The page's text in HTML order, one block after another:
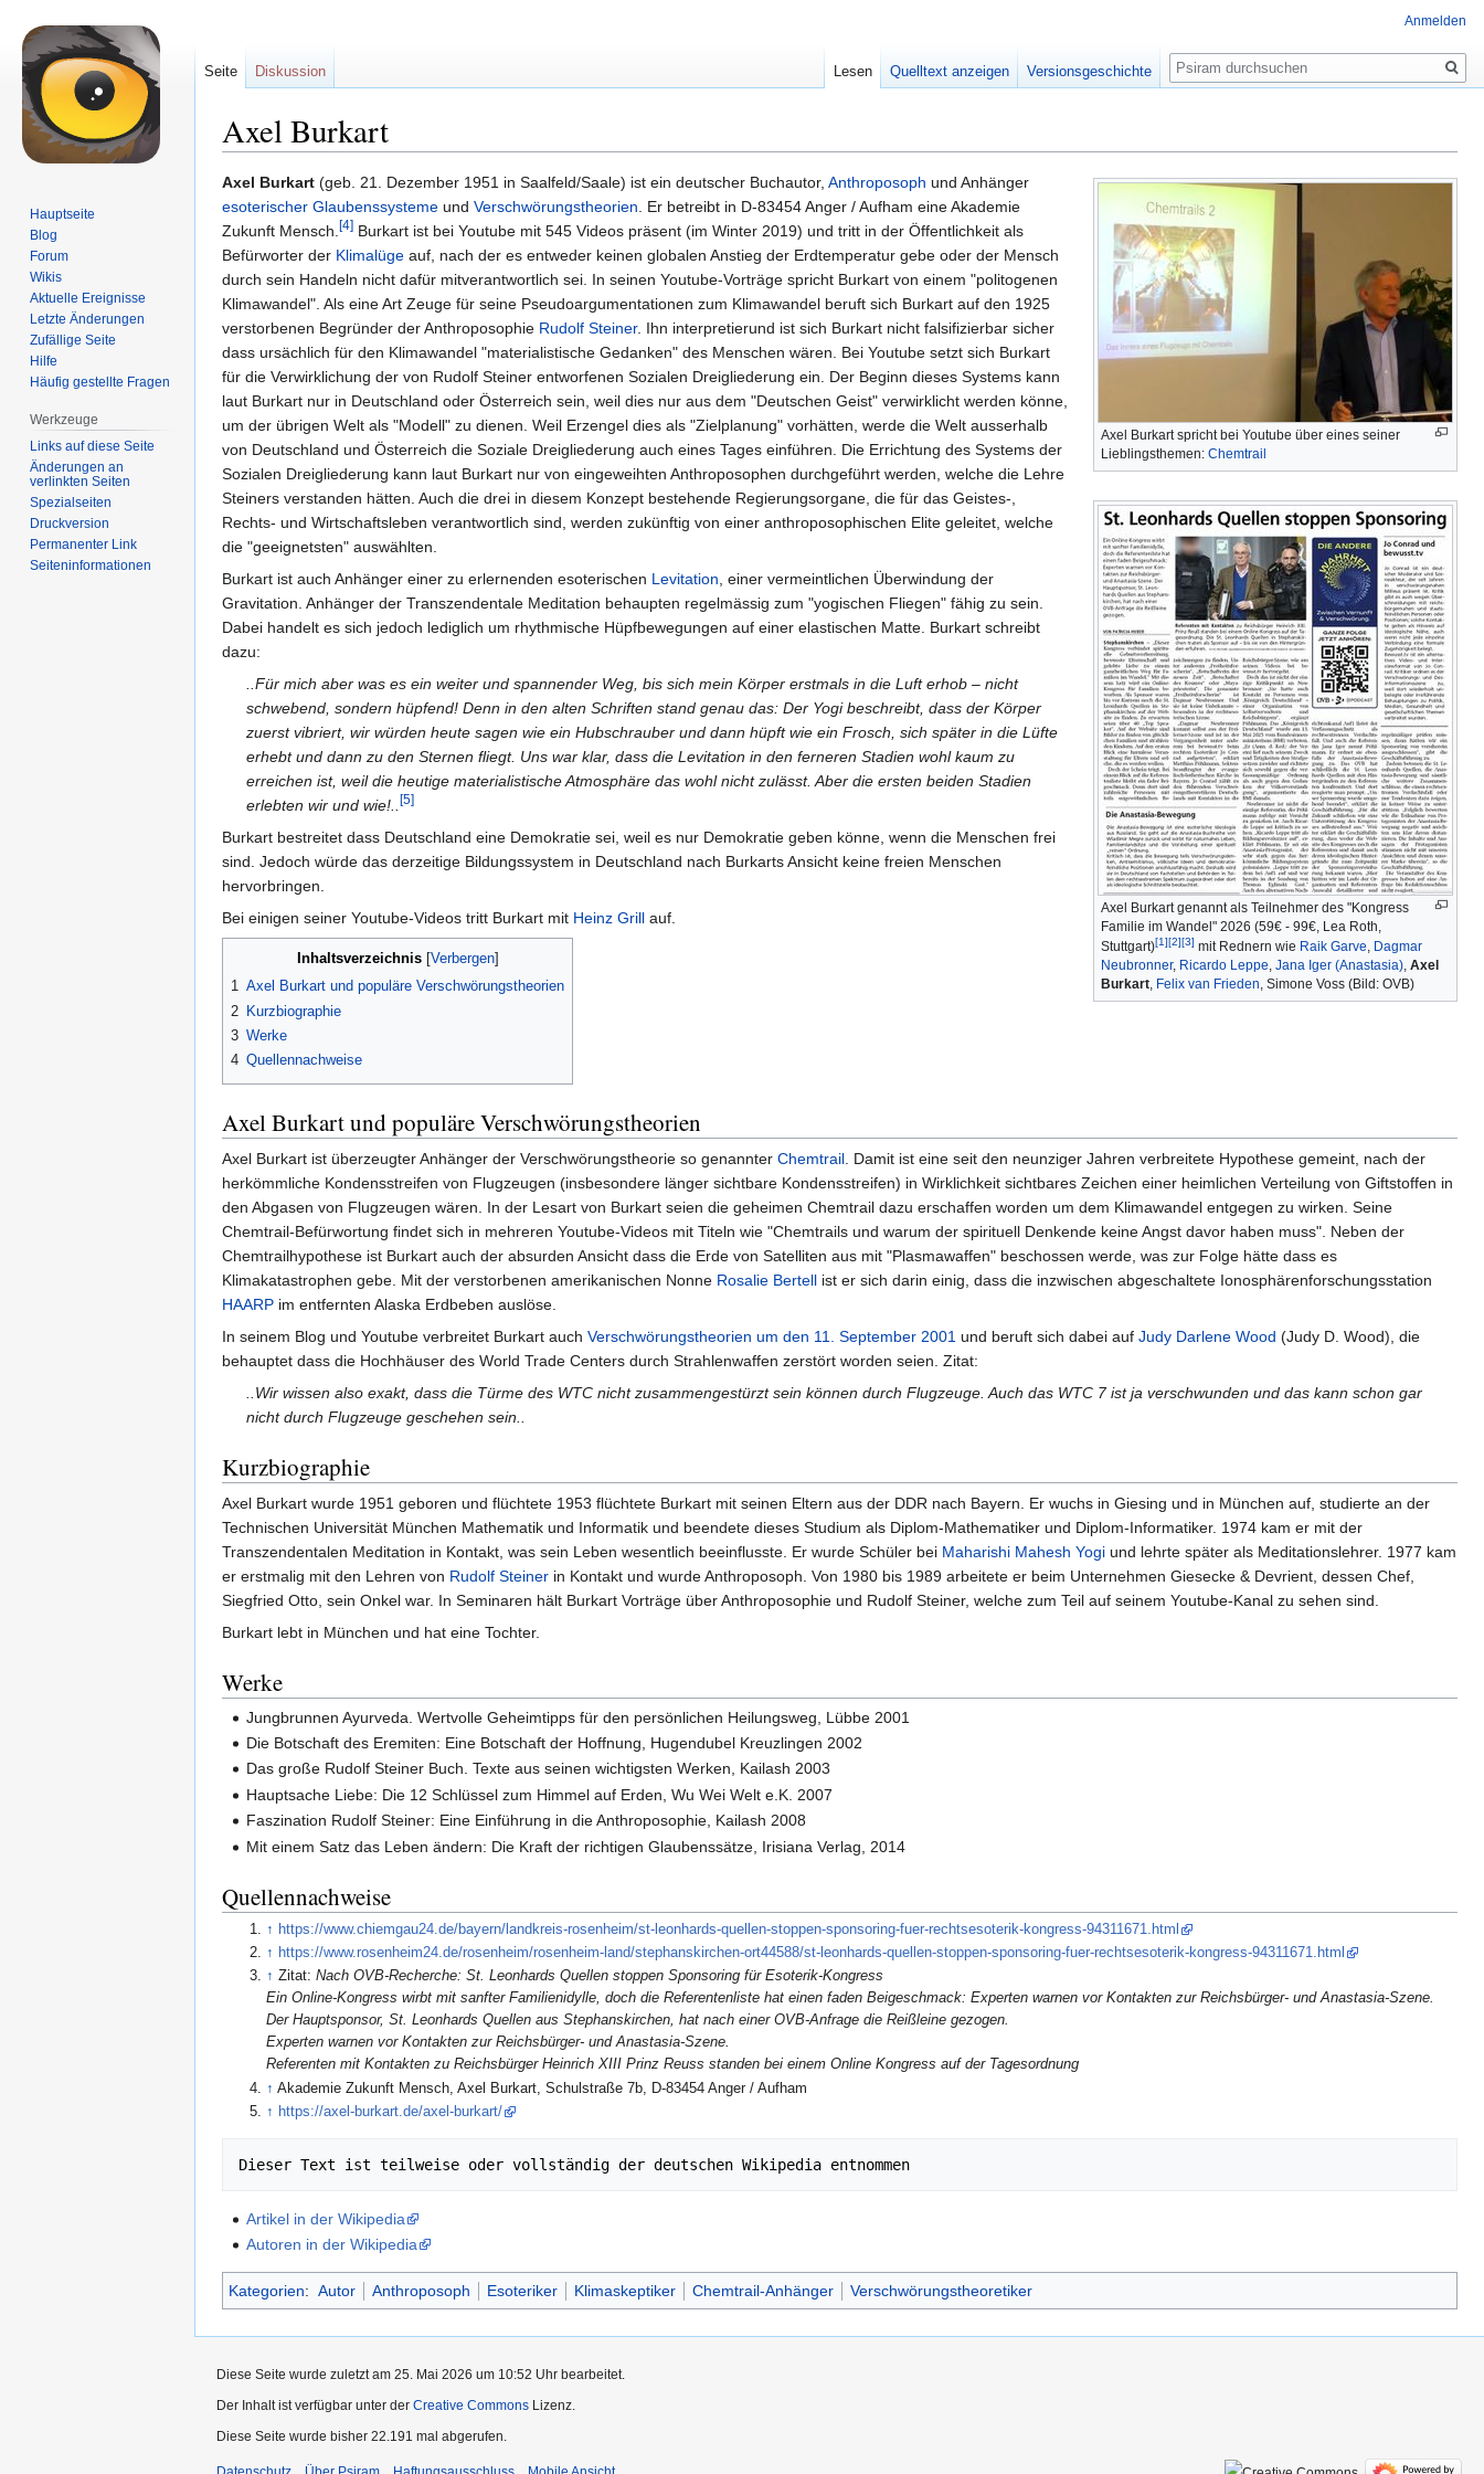
Axel Burkart
Zur
Navigation
springen
Zur
Suche
springen
Axel Burkart spricht bei Youtube über eines seiner
Lieblingsthemen: Chemtrail
Axel Burkart genannt als Teilnehmer des "Kongress
Familie im Wandel" 2026 (59€ - 99€, Lea Roth,
Stuttgart)[1][2][3] mit Rednern wie Raik Garve Dagmar
Neubronner, Ricardo Leppe Jana Iger (Anastasia) Axel
Burkart Felix van Frieden , Simone Voss (Bild: OVB)
Axel Burkart (geb. 21. Dezember 1951 in Saalfeld/Saale) ist ein deutscher Buchautor, Anthroposoph und Anhänger
esoterischer Glaubenssysteme und Verschwörungstheorien. Er betreibt in D-83454 Anger / Aufham eine Akademie
Zukunft Mensch.[4] Burkart ist bei Youtube mit 545 Videos präsent (im Winter 2019) und tritt in der Öffentlichkeit als
Befürworter der Klimalüge auf, nach der es entweder keinen globalen Anstieg der Erdtemperatur gebe oder der Mensch
durch sein Handeln nicht dafür mitverantwortlich sei. In seinen Youtube-Vorträge spricht Burkart von einem "politogenen
Klimawandel". Als eine Art Zeuge für seine Pseudoargumentationen zum Klimawandel beruft sich Burkart auf den 1925
verstorbenen Begründer der Anthroposophie Rudolf Steiner. Ihn interpretierund ist sich Burkart nicht falsifizierbar sicher
dass ursächlich für den Klimawandel "materialistische Gedanken" des Menschen wären. Bei Youtube setzt sich Burkart
für die Verwirklichung der von Rudolf Steiner entworfenen Sozialen Dreigliederung ein. Der Beginn dieses Systems kann
laut Burkart nur in Deutschland oder Österreich sein, weil dies nur aus dem "Deutschen Geist" verwirklicht werden könne,
um der übrigen Welt als "Modell" zu dienen. Weil Erzengel dies als "Zielplanung" vorhätten, werde die Welt ausserhalb
von Deutschland und Österreich die Soziale Dreigliederung auch eines Tages einführen. Die Errichtung des Systems der
Sozialen Dreigliederung kann laut Burkart nur von eingeweihten Anthroposophen durchgeführt werden, welche die Lehre
Steiners verstanden hätten. Auch die drei in diesem Konzept bestehende Regierungsorgane, die für das Geistes-,
Rechts- und Wirtschaftsleben verantwortlich sind, werden zukünftig von einer anthroposophischen Elite geleitet, welche
die "geeignetsten" auswählten.
Burkart ist auch Anhänger einer zu erlernenden esoterischen Levitation, einer vermeintlichen Überwindung der
Gravitation. Anhänger der Transzendentale Meditation behaupten regelmässig zum "yogischen Fliegen" fähig zu sein.
Dabei handelt es sich jedoch lediglich um rhythmische Hüpfbewegungen auf einer elastischen Matte. Burkart schreibt
dazu:
..Für mich aber was es ein weiter und spannender Weg, bis sich mein Körper erstmals in die Luft erhob – nicht
schwebend, sondern hüpfend! Denn in den alten Schriften stand genau das: Der Yogi beschreibt, dass der Körper
zuerst vibriert, wir würden heute sagen wie ein Hubschrauber und dann hüpft wie ein Frosch, sich später in die Lüfte
erhebt und dann zu den Sternen fliegt. Uns war klar, dass die Levitation in den ferneren Stadien wohl kaum zu
erreichen ist, weil die heutige materialistische Atmosphäre das wohl nicht zulässt. Aber die ersten beiden Stadien
erlebten wir und wie!..[5]
Burkart bestreitet dass Deutschland eine Demokratie sei, weil es nur Demokratie geben könne, wenn die Menschen frei
sind. Jedoch würde das derzeitige Bildungssystem in Deutschland nach Burkarts Ansicht keine freien Menschen
hervorbringen.
Bei einigen seiner Youtube-Videos tritt Burkart mit Heinz Grill auf.
Inhaltsverzeichnis
1 Axel Burkart und populäre Verschwörungstheorien
2 Kurzbiographie
3 Werke
4 Quellennachweise
Axel Burkart und populäre Verschwörungstheorien
Axel Burkart ist überzeugter Anhänger der Verschwörungstheorie so genannter Chemtrail. Damit ist eine seit den neunziger Jahren verbreitete Hypothese gemeint, nach der
herkömmliche Kondensstreifen von Flugzeugen (insbesondere länger sichtbare Kondensstreifen) in Wirklichkeit sichtbares Zeichen einer heimlichen Verteilung von Giftstoffen in
den Abgasen von Flugzeugen wären. In der Lesart von Burkart seien die geheimen Chemtrail dazu erschaffen worden um dem Klimawandel entgegen zu wirken. Seine
Chemtrail-Befürwortung findet sich in mehreren Youtube-Videos mit Titeln wie "Chemtrails und warum der spirituell Denkende keine Angst davor haben muss". Neben der
Chemtrailhypothese ist Burkart auch der absurden Ansicht dass die Erde von Satelliten aus mit "Plasmawaffen" beschossen werde, was zur Folge hätte dass es
Klimakatastrophen gebe. Mit der verstorbenen amerikanischen Nonne Rosalie Bertell ist er sich darin einig, dass die inzwischen abgeschaltete Ionosphärenforschungsstation
HAARP im entfernten Alaska Erdbeben auslöse.
In seinem Blog und Youtube verbreitet Burkart auch Verschwörungstheorien um den 11. September 2001 und beruft sich dabei auf Judy Darlene Wood (Judy D. Wood), die
behauptet dass die Hochhäuser des World Trade Centers durch Strahlenwaffen zerstört worden seien. Zitat:
..Wir wissen also exakt, dass die Türme des WTC nicht zusammengestürzt sein können durch Flugzeuge. Auch das WTC 7 ist ja verschwunden und das kann schon gar
nicht durch Flugzeuge geschehen sein..
Kurzbiographie
Axel Burkart wurde 1951 geboren und flüchtete 1953 flüchtete Burkart mit seinen Eltern aus der DDR nach Bayern. Er wuchs in Giesing und in München auf, studierte an der
Technischen Universität München Mathematik und Informatik und beendete dieses Studium als Diplom-Mathematiker und Diplom-Informatiker. 1974 kam er mit der
Transzendentalen Meditation in Kontakt, was sein Leben wesentlich beeinflusste. Er wurde Schüler bei Maharishi Mahesh Yogi und lehrte später als Meditationslehrer. 1977 kam
er erstmalig mit den Lehren von Rudolf Steiner in Kontakt und wurde Anthroposoph. Von 1980 bis 1989 arbeitete er beim Unternehmen Giesecke & Devrient, dessen Chef,
Siegfried Otto, sein Onkel war. In Seminaren hält Burkart Vorträge über Anthroposophie und Rudolf Steiner, welche zum Teil auf seinem Youtube-Kanal zu sehen sind.
Burkart lebt in München und hat eine Tochter.
Werke
Jungbrunnen Ayurveda. Wertvolle Geheimtipps für den persönlichen Heilungsweg, Lübbe 2001
Die Botschaft des Eremiten: Eine Botschaft der Hoffnung, Hugendubel Kreuzlingen 2002
Das große Rudolf Steiner Buch. Texte aus seinen wichtigsten Werken, Kailash 2003
Hauptsache Liebe: Die 12 Schlüssel zum Himmel auf Erden, Wu Wei Welt e.K. 2007
Faszination Rudolf Steiner: Eine Einführung in die Anthroposophie, Kailash 2008
Mit einem Satz das Leben ändern: Die Kraft der richtigen Glaubenssätze, Irisiana Verlag, 2014
Quellennachweise
↑ https://www.chiemgau24.de/bayern/landkreis-rosenheim/st-leonhards-quellen-stoppen-sponsoring-fuer-rechtsesoterik-kongress-94311671.html
↑ https://www.rosenheim24.de/rosenheim/rosenheim-land/stephanskirchen-ort44588/st-leonhards-quellen-stoppen-sponsoring-fuer-rechtsesoterik-kongress-94311671.html
↑ Zitat:Nach OVB-Recherche: St. Leonhards Quellen stoppen Sponsoring für Esoterik-Kongress
Ein Online-Kongress wirbt mit sanfter Familienidylle, doch die Referentenliste hat einen faden Beigeschmack: Experten warnen vor Kontakten zur Reichsbürger- und Anastasia-Szene.
Der Hauptsponsor, St. Leonhards Quellen aus Stephanskirchen, hat nach einer OVB-Anfrage die Reißleine gezogen.
Experten warnen vor Kontakten zur Reichsbürger- und Anastasia-Szene.
Referenten mit Kontakten zu Reichsbürger Heinrich XIII Prinz Reuss standen bei einem Online Kongress auf der Tagesordnung
↑ Akademie Zukunft Mensch, Axel Burkart, Schulstraße 7b, D-83454 Anger / Aufham
↑ https://axel-burkart.de/axel-burkart/
Dieser Text ist teilweise oder vollständig der deutschen Wikipedia entnommen
Artikel in der Wikipedia
Autoren in der Wikipedia
Kategorien: Autor Anthroposoph Esoteriker Klimaskeptiker Chemtrail-Anhänger Verschwörungstheoretiker
Anmelden
Seite Diskussion Lesen Quelltext anzeigen Versionsgeschichte
Suche
Hauptseite
Blog
Forum
Wikis
Aktuelle Ereignisse
Letzte Änderungen
Zufällige Seite
Hilfe
Häufig gestellte Fragen
Werkzeuge
Links auf diese Seite
Änderungen an
verlinkten Seiten
Spezialseiten
Druckversion
Permanenter Link
Seiten­informationen
Diese Seite wurde zuletzt am 25. Mai 2026 um 10:52 Uhr bearbeitet.
Der Inhalt ist verfügbar unter der Creative Commons Lizenz.
Diese Seite wurde bisher 22.191 mal abgerufen.